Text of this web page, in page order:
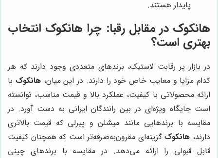
پایدار هستند.
هانکوک در مقابل رقبا: چرا هانکوک انتخاب
بهتری است؟
در بازار پر رقابت لاستیک، برندهای متعددی وجود دارند که هر
کدام مزایا و معایب خاص خود را دارند. در این میان،هانکوک با
ارائه محصولاتی با کیفیت، عملکرد بالا و قیمت مناسب، توانسته
است جایگاه ویژه‌ای در بین رانندگان ایرانی به دست آورد. در
مقایسه با برندهایی مانند میشلن و پیرلی که قیمت بالاتری
دارند، هانکوکگزینه‌ای مقرون‌به‌صرفه‌تر است که همچنان کیفیت
قابل قبولی را ارائه می‌دهد. در مقایسه با برندهای چینی